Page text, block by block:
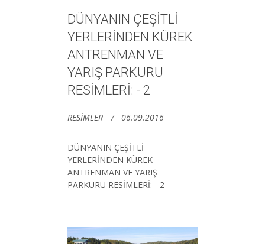
DÜNYANIN ÇEŞİTLİ
YERLERİNDEN KÜREK
ANTRENMAN VE
YARIŞ PARKURU
RESİMLERİ: - 2
RESİMLER 06.09.2016
DÜNYANIN ÇEŞİTLİ
YERLERİNDEN KÜREK
ANTRENMAN VE YARIŞ
PARKURU RESİMLERİ: - 2